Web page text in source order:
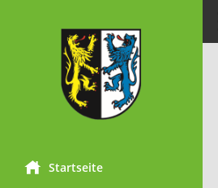
Startseite